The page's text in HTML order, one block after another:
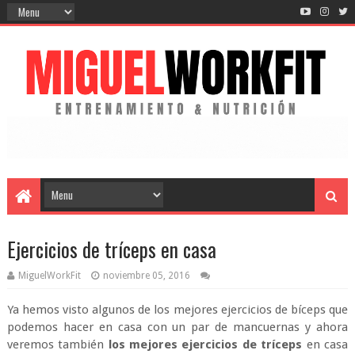
Ejercicios de tríceps en casa
MiguelWorkFit noviembre 05, 2016
Ya hemos visto algunos de los mejores ejercicios de bíceps que
podemos hacer en casa con un par de mancuernas y ahora
veremos también los mejores ejercicios de tríceps en casa